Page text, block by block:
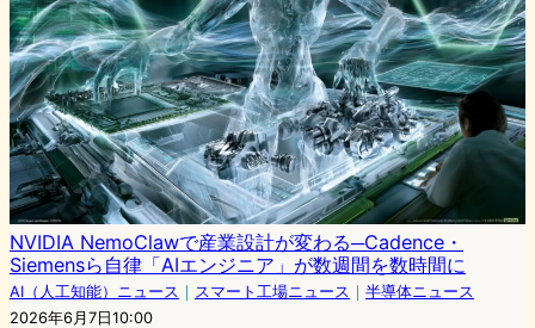
NVIDIA NemoClawで産業設計が変わる─Cadence・
Siemensら自律「AIエンジニア」が数週間を数時間に
AI（人工知能）ニュース ｜ スマート工場ニュース ｜ 半導体ニュース
2026年6月7日10:00